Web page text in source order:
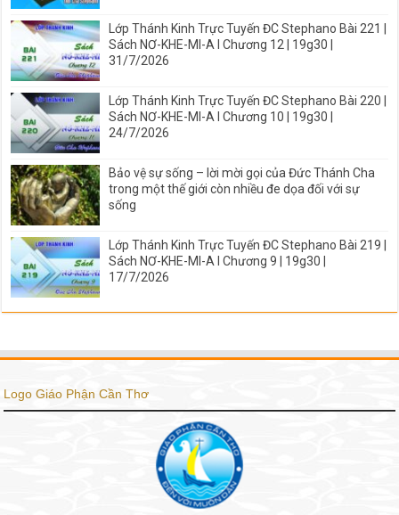
Lớp Thánh Kinh Trực Tuyến ĐC Stephano Bài 221 |
Sách NƠ-KHE-MI-A I Chương 12 | 19g30 |
31/7/2026
Lớp Thánh Kinh Trực Tuyến ĐC Stephano Bài 220 |
Sách NƠ-KHE-MI-A I Chương 10 | 19g30 |
24/7/2026
Bảo vệ sự sống – lời mời gọi của Đức Thánh Cha
trong một thế giới còn nhiều đe dọa đối với sự
sống
Lớp Thánh Kinh Trực Tuyến ĐC Stephano Bài 219 |
Sách NƠ-KHE-MI-A I Chương 9 | 19g30 |
17/7/2026
Logo Giáo Phận Cần Thơ